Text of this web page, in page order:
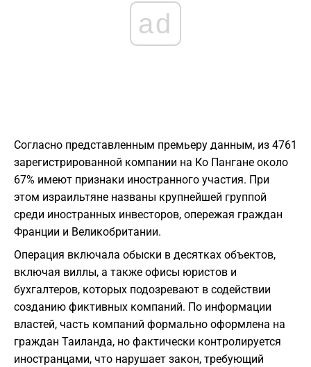
ad
Согласно представленным премьеру данным, из 4761
зарегистрированной компании на Ко Пангане около
67% имеют признаки иностранного участия. При
этом израильтяне названы крупнейшей группой
среди иностранных инвесторов, опережая граждан
Франции и Великобритании.
Операция включала обыски в десятках объектов,
включая виллы, а также офисы юристов и
бухгалтеров, которых подозревают в содействии
созданию фиктивных компаний. По информации
властей, часть компаний формально оформлена на
граждан Таиланда, но фактически контролируется
иностранцами, что нарушает закон, требующий